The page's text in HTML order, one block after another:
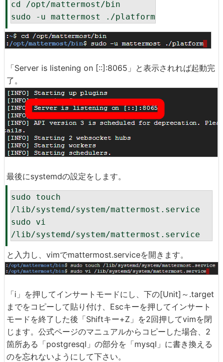
cd /opt/mattermost/bin
sudo -u mattermost ./platform
「Server is listening on [::]:8065」と表示されれば起動完
了。
最後にsystemdの設定をします。
sudo touch
/lib/systemd/system/mattermost.service
sudo vi
/lib/systemd/system/mattermost.service
と入力し、vimでmattermost.serviceを開きます。
「i」を押してインサートモードにし、下の[Unit]～.target
までをコピーして貼り付け、Escキーを押してインサート
モードを終了した後「Shiftキー+Z」を2回押してvimを閉
じます。公式ページのマニュアルからコピーした場合、2
箇所ある「postgresql」の部分を「mysql」に書き換える
のを忘れないようにして下さい。